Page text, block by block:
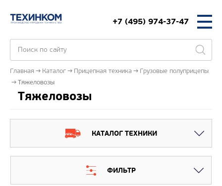
+7 (495) 974-37-47
Главная Каталог Прицепная техника
Грузовые полуприцепы
Тяжеловозы
Тяжеловозы
КАТАЛОГ ТЕХНИКИ
ФИЛЬТР